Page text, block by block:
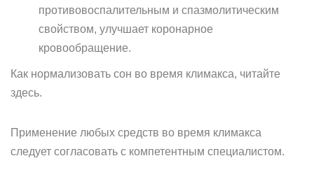
противовоспалительным и спазмолитическим
свойством, улучшает коронарное
кровообращение.
Как нормализовать сон во время климакса, читайте
здесь.
Применение любых средств во время климакса
следует согласовать с компетентным специалистом.